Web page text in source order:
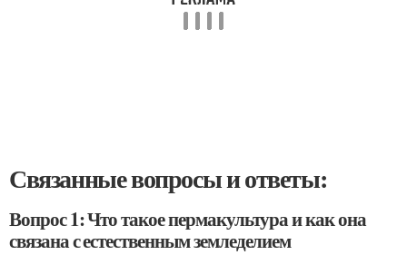
Связанные вопросы и ответы:
Вопрос 1: Что такое пермакультура и как она
связана с естественным земледелием